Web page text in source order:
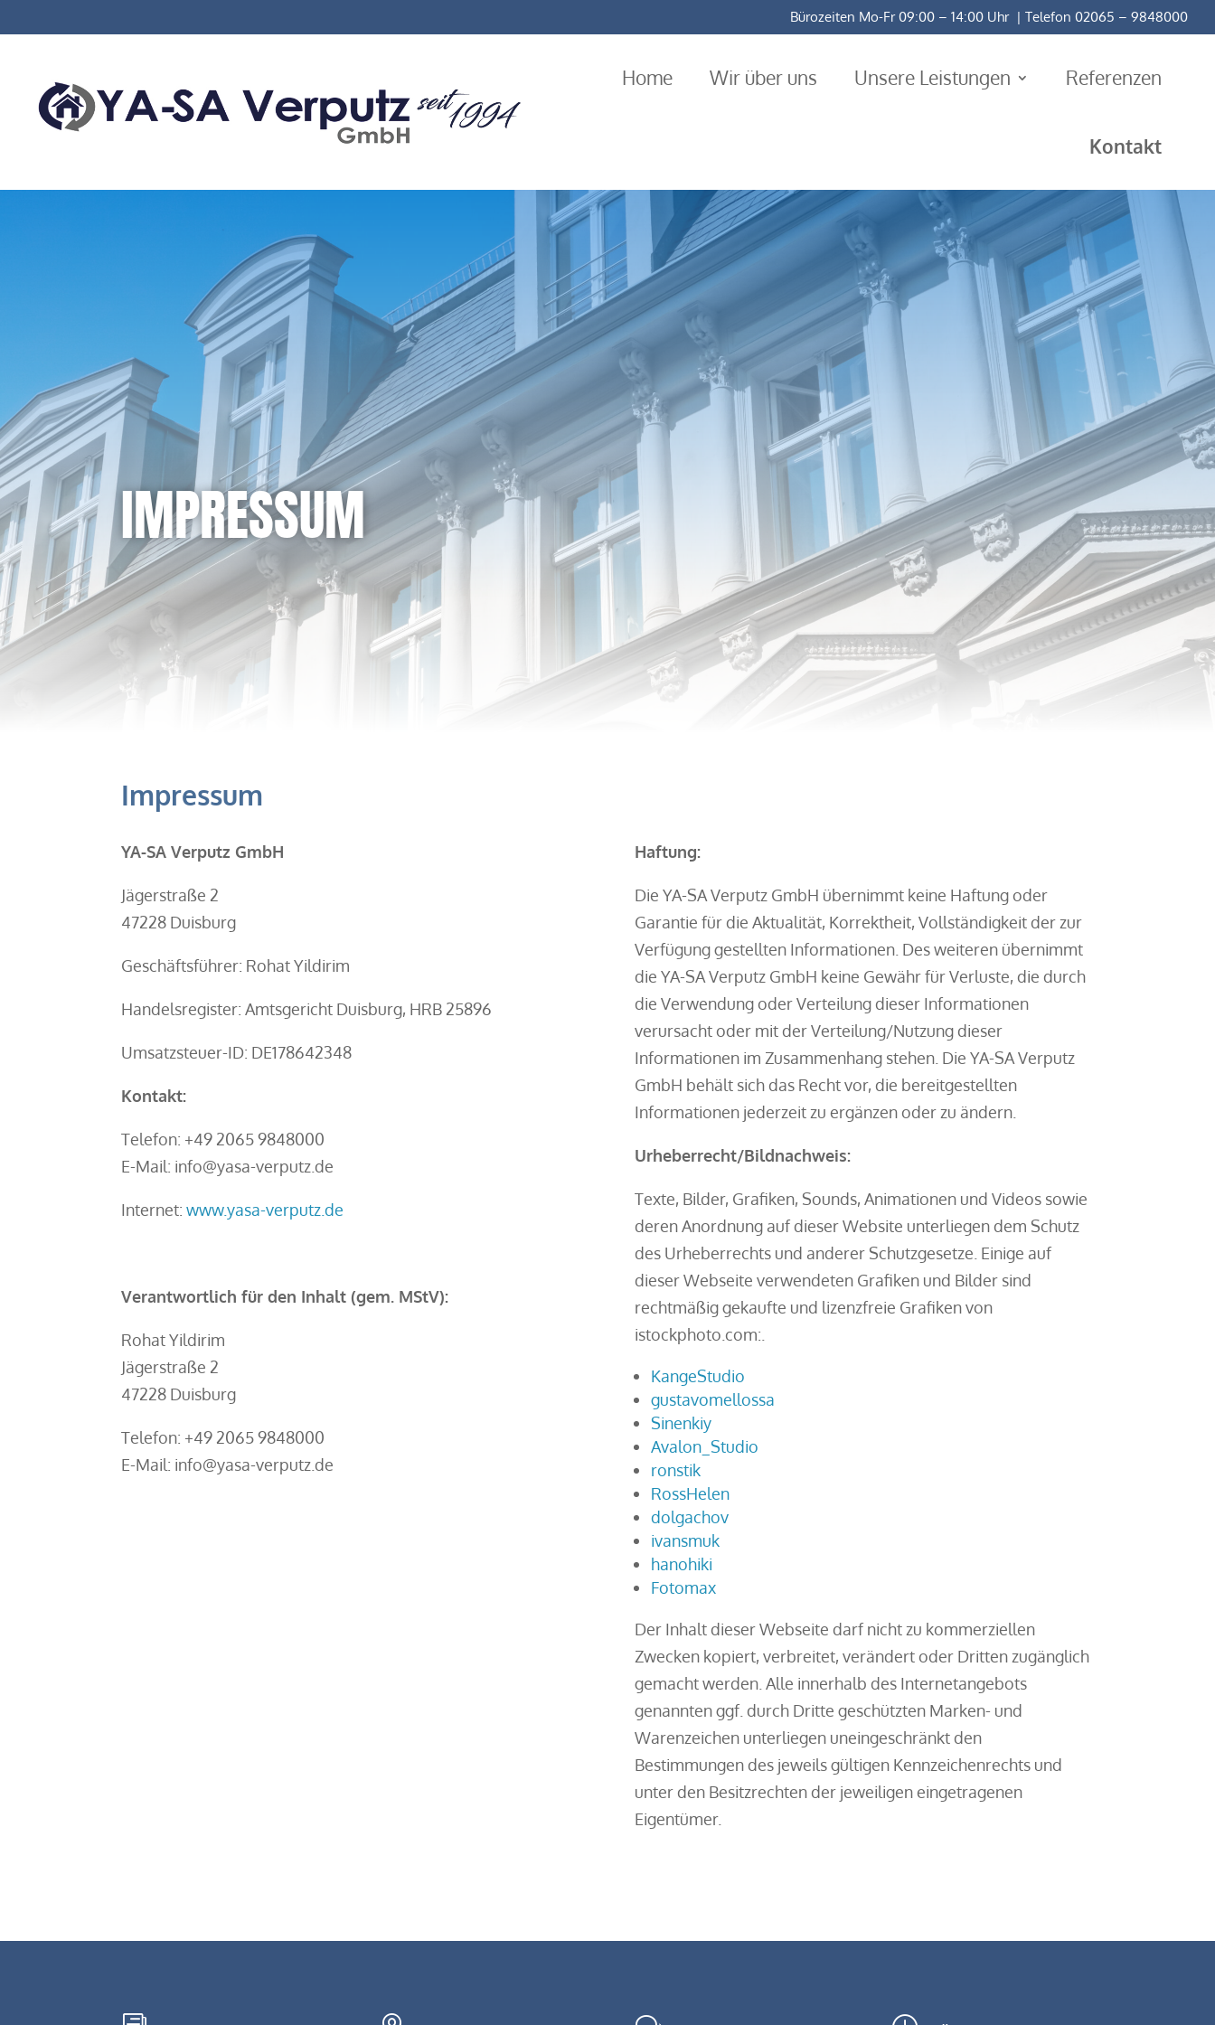
Bürozeiten Mo-Fr 09:00 – 14:00 Uhr | Telefon 02065 – 9848000
Home Wir über uns Unsere Leistungen Referenzen
Kontakt
IMPRESSUM
Impressum
YA-SA Verputz GmbH
Jägerstraße 2
47228 Duisburg
Geschäftsführer: Rohat Yildirim
Handelsregister: Amtsgericht Duisburg, HRB 25896
Umsatzsteuer-ID: DE178642348
Kontakt:
Telefon: +49 2065 9848000
E-Mail: info@yasa-verputz.de
Internet:www.yasa-verputz.de
Verantwortlich für den Inhalt (gem. MStV):
Rohat Yildirim
Jägerstraße 2
47228 Duisburg
Telefon: +49 2065 9848000
E-Mail: info@yasa-verputz.de
Haftung:
Die YA-SA Verputz GmbH übernimmt keine Haftung oder
Garantie für die Aktualität, Korrektheit, Vollständigkeit der zur
Verfügung gestellten Informationen. Des weiteren übernimmt
die YA-SA Verputz GmbH keine Gewähr für Verluste, die durch
die Verwendung oder Verteilung dieser Informationen
verursacht oder mit der Verteilung/Nutzung dieser
Informationen im Zusammenhang stehen. Die YA-SA Verputz
GmbH behält sich das Recht vor, die bereitgestellten
Informationen jederzeit zu ergänzen oder zu ändern.
Urheberrecht/Bildnachweis:
Texte, Bilder, Grafiken, Sounds, Animationen und Videos sowie
deren Anordnung auf dieser Website unterliegen dem Schutz
des Urheberrechts und anderer Schutzgesetze. Einige auf
dieser Webseite verwendeten Grafiken und Bilder sind
rechtmäßig gekaufte und lizenzfreie Grafiken von
istockphoto.com:.
KangeStudio
gustavomellossa
Sinenkiy
Avalon_Studio
ronstik
RossHelen
dolgachov
ivansmuk
hanohiki
Fotomax
Der Inhalt dieser Webseite darf nicht zu kommerziellen
Zwecken kopiert, verbreitet, verändert oder Dritten zugänglich
gemacht werden. Alle innerhalb des Internetangebots
genannten ggf. durch Dritte geschützten Marken- und
Warenzeichen unterliegen uneingeschränkt den
Bestimmungen des jeweils gültigen Kennzeichenrechts und
unter den Besitzrechten der jeweiligen eingetragenen
Eigentümer.